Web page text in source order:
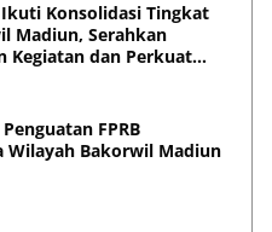
Ikuti Konsolidasi Tingkat
Madiun, Serahkan
Kegiatan dan Perkuat
FPRB
Wilayah Bakorwil Madiun